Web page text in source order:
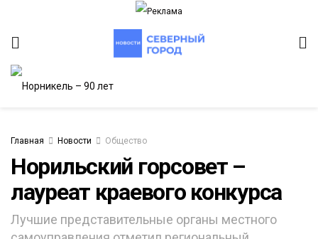
Главная Новости Общество
Норильский горсовет –
лауреат краевого конкурса
Лучшие представительные органы местного